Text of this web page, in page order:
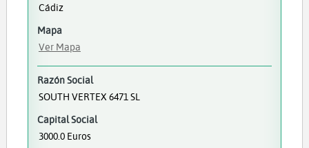
Cádiz
Mapa
Ver Mapa
Razón Social
SOUTH VERTEX 6471 SL
Capital Social
3000.0 Euros